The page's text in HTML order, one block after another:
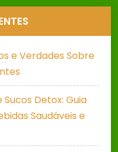
e Verdades Sobre
Detox: Guia
Saudáveis e